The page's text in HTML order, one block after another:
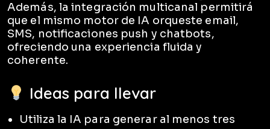
Además, la integración multicanal permitirá
que el mismo motor de IA orqueste email,
SMS, notificaciones push y chatbots,
ofreciendo una experiencia fluida y
coherente.
Ideas para llevar
Utiliza la IA para generar al menos tres